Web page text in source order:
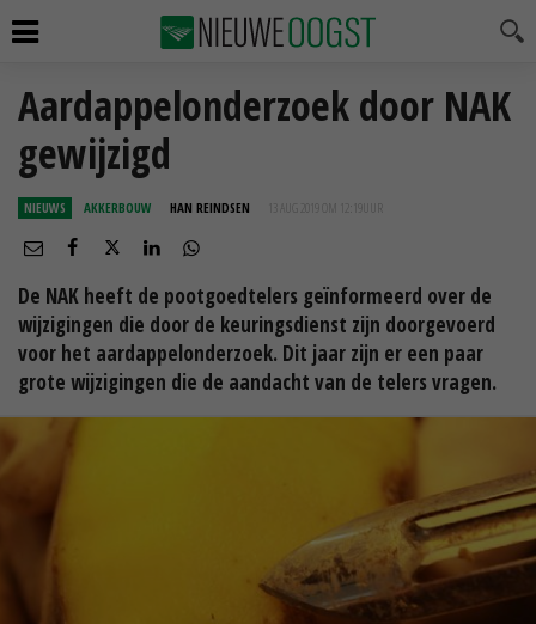
Aardappelonderzoek door NAK
gewijzigd
NIEUWS AKKERBOUW HAN REINDSEN 13 AUG 2019 OM 12:19
De NAK heeft de pootgoedtelers geïnformeerd over de
wijzigingen die door de keuringsdienst zijn doorgevoerd
voor het aardappelonderzoek. Dit jaar zijn er een paar
grote wijzigingen die de aandacht van de telers vragen.